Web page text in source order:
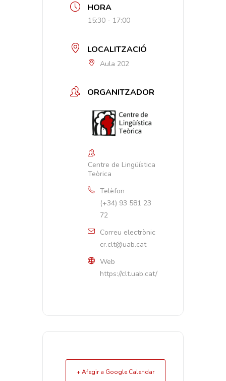
HORA
15:30 - 17:00
LOCALITZACIÓ
Aula 202
ORGANITZADOR
Centre de Lingüística
Teòrica
Telèfon
(+34) 93 581 23
72
Correu electrònic
cr.clt@uab.cat
Web
https://clt.uab.cat/
+ Afegir a Google Calendar